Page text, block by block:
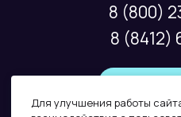
8 (800)
8 (8412)
Для улучшения работы